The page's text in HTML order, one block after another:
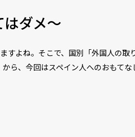
ダメ〜
すよね。そこで、国別「外国人の取
ら、今回はスペイン人へのおもて